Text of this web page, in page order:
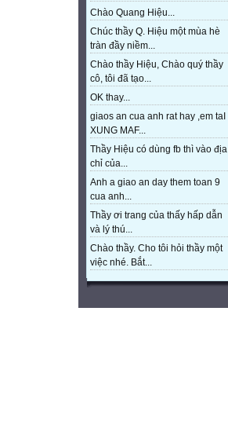
Chào Quang Hiệu...
Chúc thầy Q. Hiệu một mùa hè
tràn đầy niềm...
Chào thầy Hiệu, Chào quý thầy
cô, tôi đã tạo...
OK thay...
giaos an cua anh rat hay ,em taI
XUNG MAF...
Thầy Hiệu có dùng fb thì vào địa
chỉ của...
Anh a giao an day them toan 9
cua anh...
Thầy ơi trang của thấy hấp dẫn
và lý thú...
Chào thầy. Cho tôi hỏi thầy một
việc nhé. Bắt...